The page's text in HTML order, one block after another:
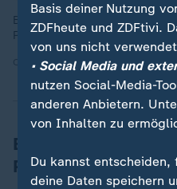
Bushido mit LKA-
Rapper noch unter
Quelle: dpa
Bushido stand
Polizeischutz
Basis deiner Nutzung
ZDFheute und ZDFtivi.
von uns nicht
• Social Media und
nutzen Social-Media-
anderen Anbietern.
von Inhalten zu
Du kannst
deine Daten speichern